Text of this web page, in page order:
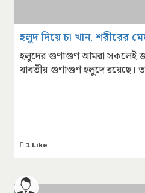
হলুদ দিয়ে চা খান, শরীরের
হলুদের গুণাগুণ আমরা সকলেই
1 Like